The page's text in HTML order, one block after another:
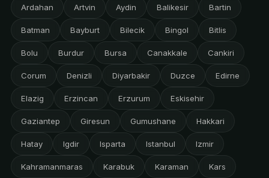
Ardahan Artvin Aydin Balikesir Bartin
Batman Bayburt Bilecik Bingol Bitlis
Bolu Burdur Bursa Canakkale Cankiri
Corum Denizli Diyarbakir Duzce Edirne
Elazig Erzincan Erzurum Eskisehir
Gaziantep Giresun Gumushane Hakkari
Hatay Igdir Isparta Istanbul Izmir
Kahramanmaras Karabuk Karaman Kars